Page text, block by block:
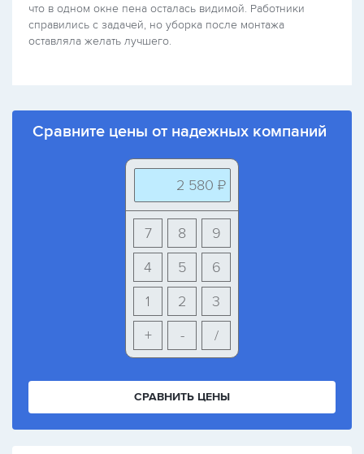
что в одном окне пена осталась видимой. Работники
справились с задачей, но уборка после монтажа
оставляла желать лучшего.
Сравните цены от надежных компаний
2 580 ₽
9
8
7
6
5
4
3
2
1
+
- /
СРАВНИТЬ ЦЕНЫ